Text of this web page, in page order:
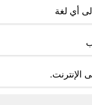
أي لغة
الإنترنت.